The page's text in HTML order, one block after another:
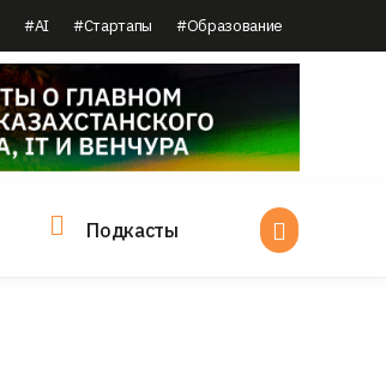
#AI #Стартапы #Образование
Подкасты